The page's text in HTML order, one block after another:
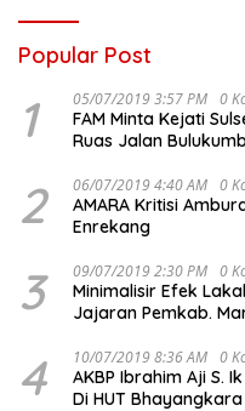
Popular Post
1 05/07/2019 3:57 PM 0
FAM Minta Kejati
Ruas Jalan
2 06/07/2019 4:40 AM 0
AMARA Kritisi
Enrekang
3 09/07/2019 2:30 PM 0
Minimalisir Efek
Jajaran Pemkab.
4 10/07/2019 8:36 AM 0
AKBP Ibrahim Aji S.
Di HUT Bhayangkara